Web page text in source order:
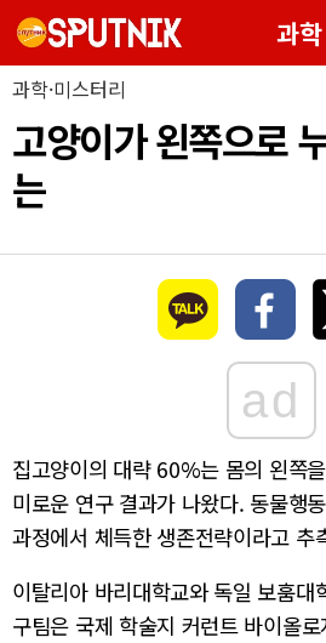
과학
과학·미스터리
고양이가 왼쪽으로
는
ad
집고양이의 대략 60%는 몸의 왼쪽
미로운 연구 결과가 나왔다. 동물행
과정에서 체득한 생존전략이라고 추
이탈리아 바리대학교와 독일 보훔대
구팀은 국제 학술지 커런트 바이올